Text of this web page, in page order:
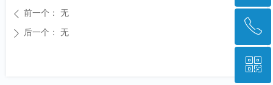
ꄴ 前一个： 无
ꄲ 后一个： 无
回到顶部
ꂅ
028-85223948
ꀥ